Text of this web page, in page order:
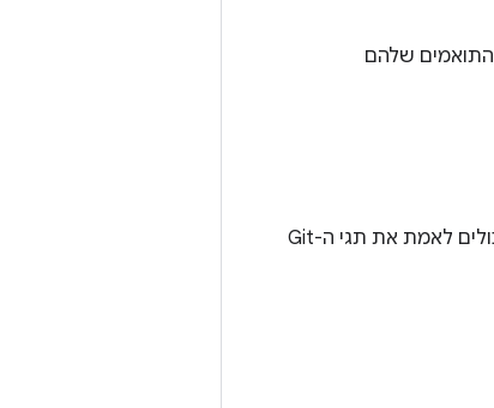
מאשרים את התנאים של הסכם הרישיון המצורף. קובצי ההפעלה וקובצי ה-Makefile התואמים שלהם
אם יש לכם חשש לגבי הלגיטימיות של קוד המקור, למשל אם הוא הגיע מ-Google, אתם יכולים לאמת את תגי ה-Git